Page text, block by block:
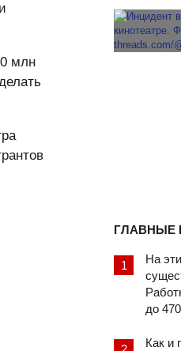
ГЛАВНЫЕ
На
до
Как и
млн